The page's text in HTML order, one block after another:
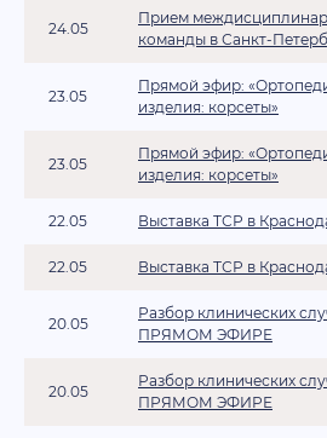
24.05
Прием
команды в Санкт-
23.05
Прямой эфир:
изделия: корсеты»
23.05
Прямой эфир:
изделия: корсеты»
22.05 Выставка ТСР в
22.05 Выставка ТСР в
20.05
Разбор клинических
ПРЯМОМ ЭФИРЕ
20.05
Разбор клинических
ПРЯМОМ ЭФИРЕ